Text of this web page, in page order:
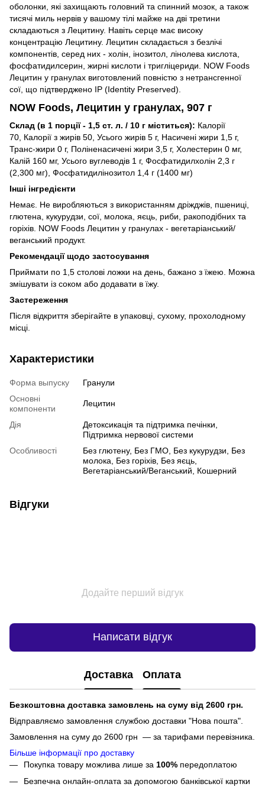
оболонки, які захищають головний та спинний мозок, а також
тисячі миль нервів у вашому тілі майже на дві третини
складаються з Лецитину. Навіть серце має високу
концентрацію Лецитину. Лецитин складається з безлічі
компонентів, серед них - холін, інозитол, лінолева кислота,
фосфатидилсерин, жирні кислоти і тригліцериди. NOW Foods
Лецитин у гранулах виготовлений повністю з нетрансгенної
сої, що підтверджено IP (Identity Preserved).
NOW Foods, Лецитин у гранулах, 907 г
Склад (в 1 порції - 1,5 ст. л. / 10 г міститься): Калорії
70, Калорії з жирів 50, Усього жирів 5 г, Насичені жири 1,5 г,
Транс-жири 0 г, Поліненасичені жири 3,5 г, Холестерин 0 мг,
Калій 160 мг, Усього вуглеводів 1 г, Фосфатидилхолін 2,3 г
(2,300 мг), Фосфатидилінозитол 1,4 г (1400 мг)
Інші інгредієнти
Немає Не виробляються з використанням дріжджів, пшениці,
глютена, кукурудзи, сої, молока, яєць, риби, ракоподібних та
горіхів. NOW Foods Лецитин у гранулах - вегетаріанський/
веганський продукт.
Рекомендації щодо застосування
Приймати по 1,5 столові ложки на день, бажано з їжею. Можна
змішувати із соком або додавати в їжу.
Застереження
Після відкриття зберігайте в упаковці, сухому, прохолодному
місці.
Характеристики
Форма выпуску
Гранули
Основні
компоненти
Лецитин
Дія
Детоксикація та підтримка печінки,
Підтримка нервової системи
Особливості
Без глютену, Без ГМО, Без кукурудзи, Без
молока, Без горіхів, Без яєць,
Вегетаріанський/Веганський, Кошерний
Відгуки
Додайте перший відгук
Написати відгук
Доставка Оплата
Безкоштовна доставка замовлень на суму від 2600 грн.
Відправляємо замовлення службою доставки "Нова пошта".
Замовлення на суму до 2600 грн — за тарифами перевізника.
Більше інформації про доставку
Покупка товару можлива лише за 100% передоплатою
Безпечна онлайн-оплата за допомогою банківської картки